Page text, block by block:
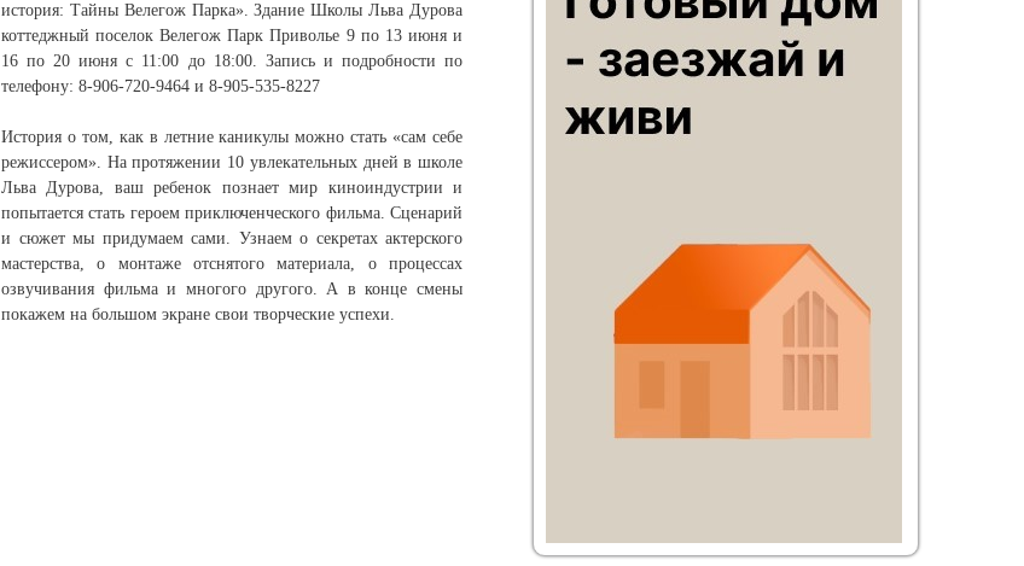
история: Тайны Велегож Парка». Здание Школы Льва Дурова
коттеджный поселок Велегож Парк Приволье 9 по 13 июня и
16 по 20 июня с 11:00 до 18:00. Запись и подробности по
телефону: 8-906-720-9464 и 8-905-535-8227
История о том, как в летние каникулы можно стать «сам себе
режиссером». На протяжении 10 увлекательных дней в школе
Льва Дурова, ваш ребенок познает мир киноиндустрии и
попытается стать героем приключенческого фильма. Сценарий
и сюжет мы придумаем сами. Узнаем о секретах актерского
мастерства, о монтаже отснятого материала, о процессах
озвучивания фильма и многого другого. А в конце смены
покажем на большом экране свои творческие успехи.